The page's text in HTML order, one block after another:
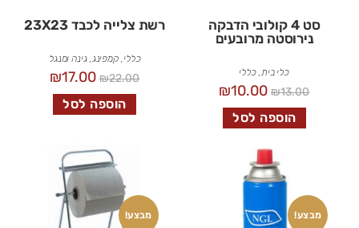
סט 4 קולובי הדבקה
נירוסטה מרובעים
כלי בית, כללי
₪13.00
₪10.00
הוספה לסל
רשת צלייה לכבד 23X23
כללי, קמפינג, גינה ומנגל
₪22.00
₪17.00
הוספה לסל
מבצע! מבצע!